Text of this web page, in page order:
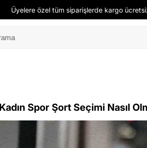
Üyelere özel tüm siparişlerde kargo
Kadın Spor Şort Seçimi Nasıl